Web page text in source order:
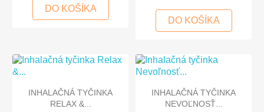
DO KOŠÍKA
DO KOŠÍKA
INHALAČNÁ TYČINKA
RELAX &...
INHALAČNÁ TYČINKA
NEVOĽNOSŤ...